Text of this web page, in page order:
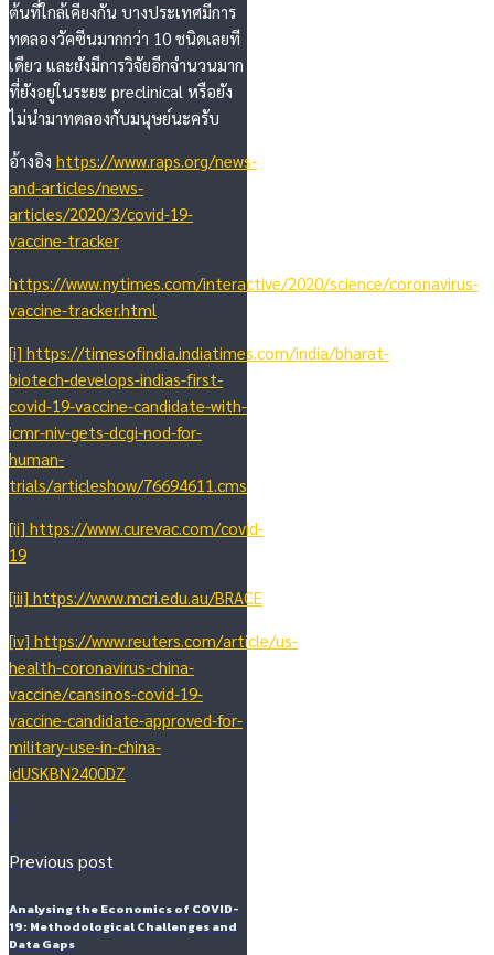
ต้นที่ใกล้เคียงกัน บางประเทศมีการ
ทดลองวัคซีนมากกว่า 10 ชนิดเลยที
เดียว และยังมีการวิจัยอีกจำนวนมาก
ที่ยังอยู่ในระยะ preclinical หรือยัง
ไม่นำมาทดลองกับมนุษย์นะครับ
อ้างอิง https://www.raps.org/news-
and-articles/news-
articles/2020/3/covid-19-
vaccine-tracker
https://www.nytimes.com/interactive/2020/science/coronavirus-
vaccine-tracker.html
[i] https://timesofindia.indiatimes.com/india/bharat-
biotech-develops-indias-first-
covid-19-vaccine-candidate-with-
icmr-niv-gets-dcgi-nod-for-
human-
trials/articleshow/76694611.cms
[ii] https://www.curevac.com/covid-
19
[iii] https://www.mcri.edu.au/BRACE
[iv] https://www.reuters.com/article/us-
health-coronavirus-china-
vaccine/cansinos-covid-19-
vaccine-candidate-approved-for-
military-use-in-china-
idUSKBN2400DZ
Previous post
Analysing the Economics of COVID-
19: Methodological Challenges and
Data Gaps